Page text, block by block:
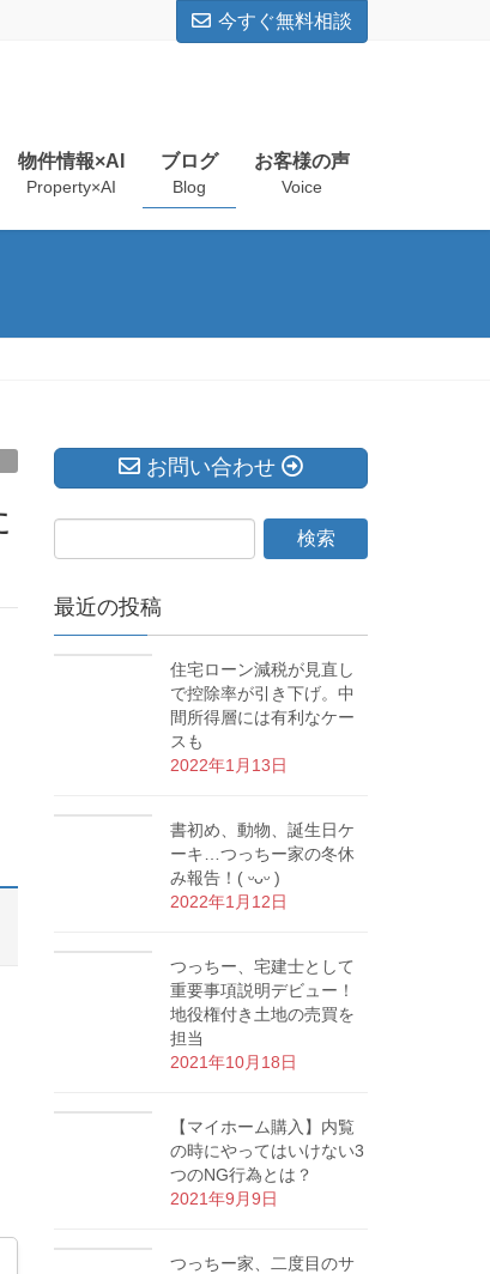
今すぐ無料相談
物件情報×AI
Property×AI
ブログ
Blog
お客様の声
Voice
お問い合わせ
最近の投稿
住宅ローン減税が見直し
で控除率が引き下げ。中
間所得層には有利なケー
スも
2022年1月13日
書初め、動物、誕生日ケ
ーキ…つっちー家の冬休
み報告！( ᵕᴗᵕ )
2022年1月12日
つっちー、宅建士として
重要事項説明デビュー！
地役権付き土地の売買を
担当
2021年10月18日
【マイホーム購入】内覧
の時にやってはいけない3
つのNG行為とは？
2021年9月9日
つっちー家、二度目のサ